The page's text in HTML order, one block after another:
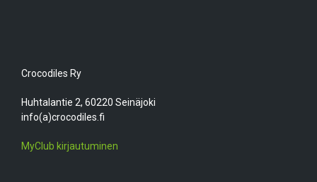
Crocodiles Ry
Huhtalantie 2, 60220 Seinäjoki
info(a)crocodiles.fi
MyClub kirjautuminen